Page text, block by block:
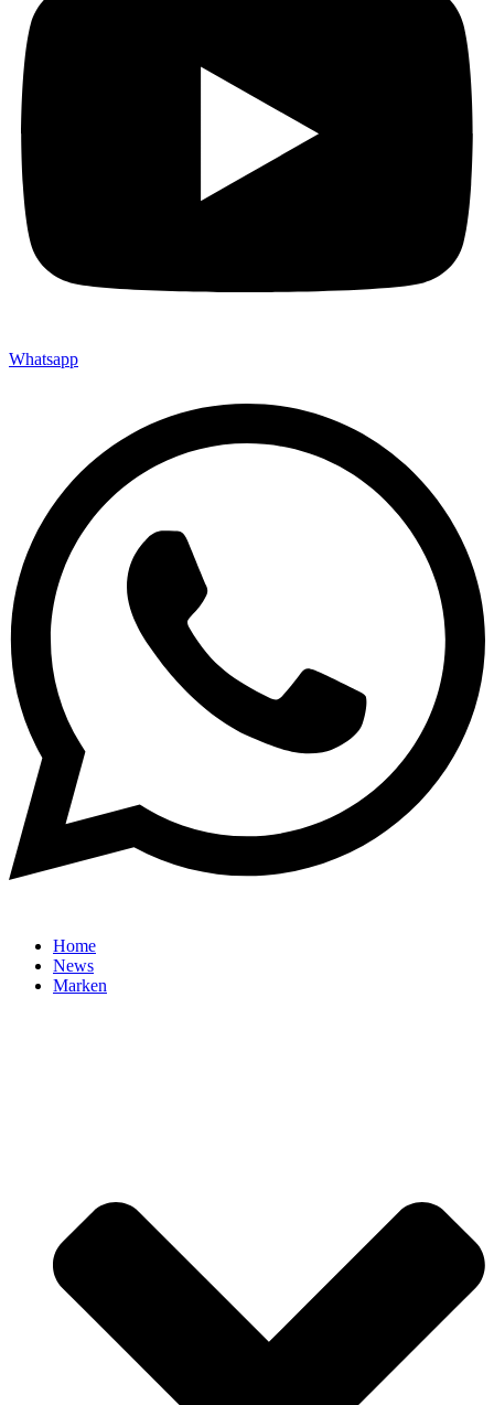
Whatsapp
Home
News
Marken